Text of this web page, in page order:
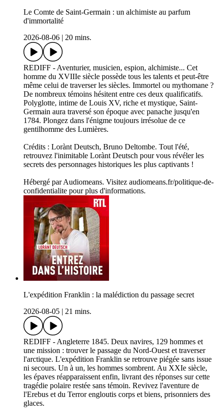
Le Comte de Saint-Germain : un alchimiste au parfum
d'immortalité
2026-08-06
20 mins.
REDIFF - Aventurier, musicien, espion, alchimiste... Cet
homme du XVIIIe siècle possède tous les talents et peut-être
même celui de traverser les siècles. Immortel ou mythomane ?
De nombreux témoins hésitent entre ces deux qualificatifs.
Polyglotte, intime de Louis XV, riche et mystique, Saint-
Germain aura traversé son époque avec panache jusqu'en
1784. Plongez dans l'énigme toujours irrésolue de ce
gentilhomme des Lumières.
Crédits : Lorànt Deutsch, Bruno Deltombe. Tout l'été,
retrouvez l'inimitable Lorànt Deutsch pour vous révéler les
secrets des personnages historiques les plus captivants !
Hébergé par Audiomeans. Visitez audiomeans.fr/politique-de-
confidentialite pour plus d'informations.
L'expédition Franklin : la malédiction du passage secret
2026-08-05
21 mins.
REDIFF - Angleterre 1845. Deux navires, 129 hommes et
une mission : trouver le passage du Nord-Ouest et traverser
l'arctique. L'expédition Franklin se retrouve piégée sans issue
ni secours. Un à un, les hommes sombrent. Au XXIe siècle,
les épaves réapparaissent enfin, livrant des réponses sur cette
tragédie polaire restée sans témoin. Revivez l'aventure de
l'Erebus et du Terror engloutis corps et biens, prisonniers des
glaces.